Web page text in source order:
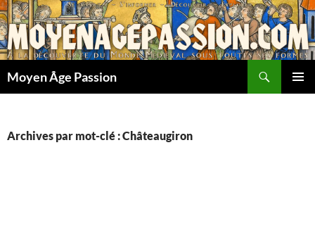
Aller
au
contenu
Moyen Âge Passion
Archives par mot-clé : Châteaugiron